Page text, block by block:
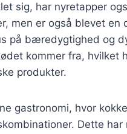
sig, har nyretapper
men er også blevet en
på bæredygtighed og
kommer fra, hvilket
produkter.
gastronomi, hvor
Dette har